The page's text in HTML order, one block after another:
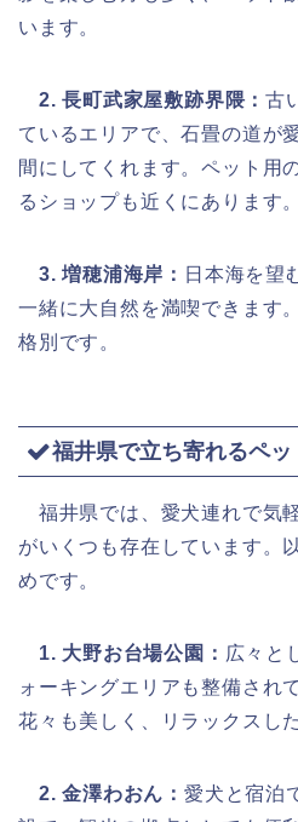
います。
2. 長町武家屋敷跡界隈：古
ているエリアで、石畳の道が
間にしてくれます。ペット用
るショップも近くにあります。
3. 増穂浦海岸： 日本海を望
一緒に大自然を満喫できます
格別です。
福井県で立ち寄れるペッ
福井県では、愛犬連れで気
がいくつも存在しています。
めです。
1. 大野お台場公園： 広々と
ォーキングエリアも整備され
花々も美しく、リラックスし
2. 金澤わおん：愛犬と宿泊